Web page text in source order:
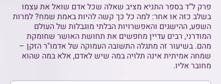
פרק ל"ד בספר התניא מציב שאלה שכל אדם שואל את עצמו
בשלב כזה או אחר: למה כל כך קשה להיות באמת שמח? למרות
השפע, ההישגים והאפשרויות הבלתי מוגבלות של העולם
המודרני, רבים עדיין מחפשים את תחושת האושר שחומקת
מהם. בשיעור זה מתגלה התשובה העמוקה של אדמו"ר הזקן –
שמחה אמיתית אינה תלויה במה שיש לאדם, אלא במה שהוא
מחובר אליו.